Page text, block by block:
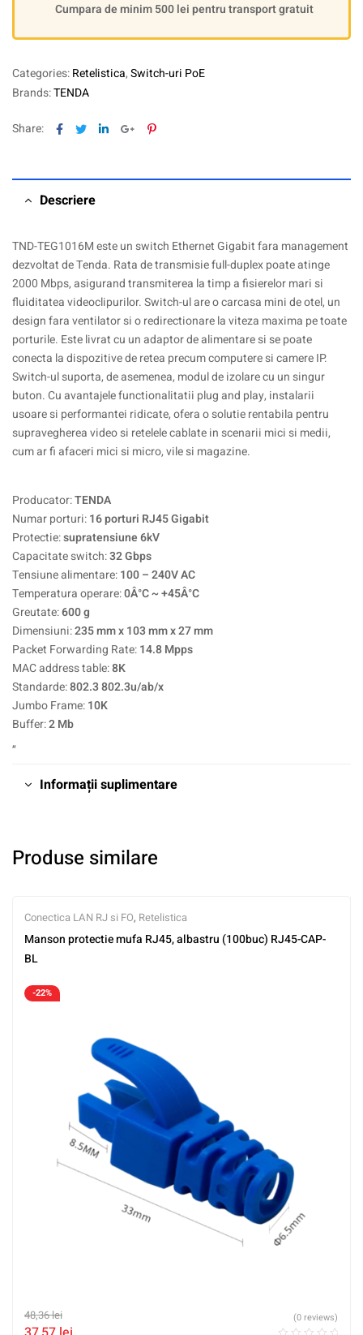
Cumpara de minim 500 lei pentru transport gratuit
Categories:Retelistica,Switch-uri PoE
Brands:TENDA
Share: Facebook
TwitterLinkedinGoogle+Pinterest
Descriere
TND-TEG1016M este un switch Ethernet Gigabit fara management
dezvoltat de Tenda. Rata de transmisie full-duplex poate atinge
2000 Mbps, asigurand transmiterea la timp a fisierelor mari si
fluiditatea videoclipurilor. Switch-ul are o carcasa mini de otel, un
design fara ventilator si o redirectionare la viteza maxima pe toate
porturile. Este livrat cu un adaptor de alimentare si se poate
conecta la dispozitive de retea precum computere si camere IP.
Switch-ul suporta, de asemenea, modul de izolare cu un singur
buton. Cu avantajele functionalitatii plug and play, instalarii
usoare si performantei ridicate, ofera o solutie rentabila pentru
supravegherea video si retelele cablate in scenarii mici si medii,
cum ar fi afaceri mici si micro, vile si magazine.
Producator:TENDA
Numar porturi:16 porturi RJ45 Gigabit
Protectie:supratensiune 6kV
Capacitate switch:32 Gbps
Tensiune alimentare:100 – 240V AC
Temperatura operare:0Â°C ~ +45Â°C
Greutate:600 g
Dimensiuni:235 mm x 103 mm x 27 mm
Packet Forwarding Rate:14.8 Mpps
MAC address table:8K
Standarde:802.3 802.3u/ab/x
Jumbo Frame:10K
Buffer:2 Mb
„
Informații suplimentare
Produse similare
Conectica LAN RJ si FO, Retelistica
Manson protectie mufa RJ45, albastru (100buc) RJ45-CAP-
BL
-22%
48,36lei (0 reviews)